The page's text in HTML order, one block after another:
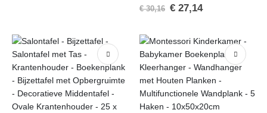
0 van de 5
€30,16 €27,14